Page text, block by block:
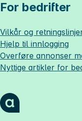
For bedrifter
Vilkår og
Hjelp til innlogging
Overføre annonser
Nyttige artikler for